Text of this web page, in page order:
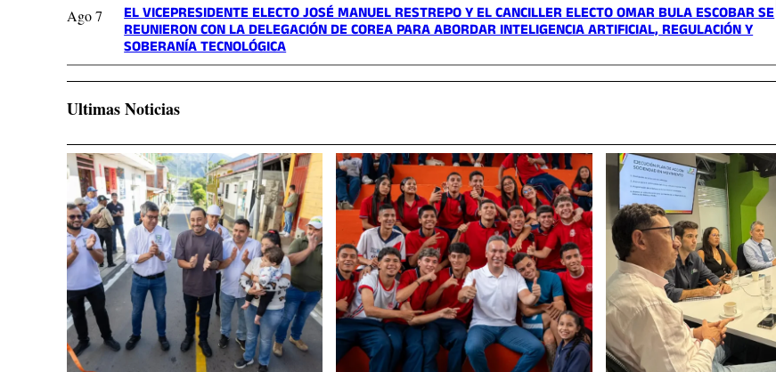
Ago 7 EL VICEPRESIDENTE ELECTO JOSÉ MANUEL RESTREPO Y EL CANCILLER ELECTO OMAR BULA ESCOBAR SE
REUNIERON CON LA DELEGACIÓN DE COREA PARA ABORDAR INTELIGENCIA ARTIFICIAL, REGULACIÓN Y
SOBERANÍA TECNOLÓGICA
Ultimas Noticias